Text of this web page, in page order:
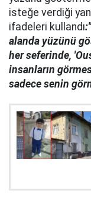
isteğe verdiği
ifadeleri kullandı
alanda yüzünü
her seferinde,
insanların
sadece senin